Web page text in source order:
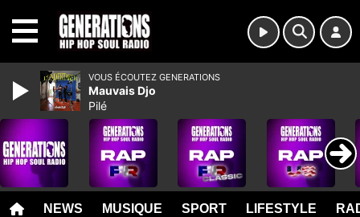
NEWS MUSIQUE SPORT LIFESTYLE
VOUS ÉCOUTEZ GENERATIONS
Mauvais Djo
Pilé